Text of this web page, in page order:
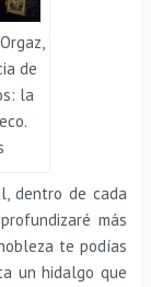
de
la
dentro de cada
más
te podías
un hidalgo que